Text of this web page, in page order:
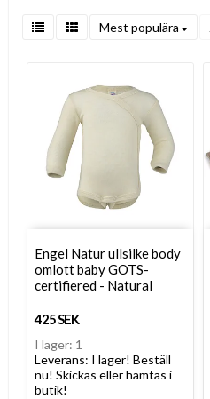
Mest populära
Engel Natur ullsilke body
omlott baby GOTS-
certifiered - Natural
425 SEK
I lager: 1
Leverans: I lager! Beställ
nu! Skickas eller hämtas i
butik!